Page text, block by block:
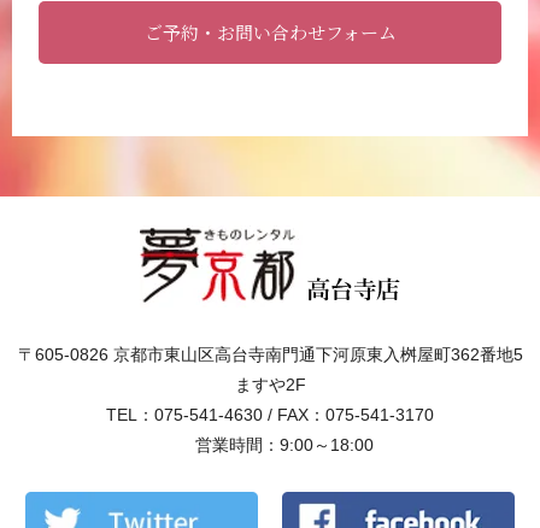
ご予約・お問い合わせフォーム
〒605-0826 京都市東山区高台寺南門通下河原東入桝屋町362番地5
ますや2F
TEL：075-541-4630 / FAX：075-541-3170
営業時間：9:00～18:00